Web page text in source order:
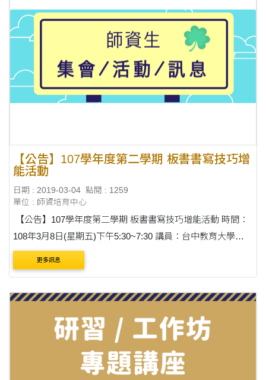
【公告】107學年度第二學期 板書書寫技巧增
能活動
日期 : 2019-03-04 點閱 : 1259
單位 : 師資培育中心
【公告】107學年度第二學期 板書書寫技巧增能活動 時間：
108年3月8日(星期五)下午5:30~7:30 講員：台中教育大學語
教系 楊裕貿主任 參與對象：教程一(107級) 必須參加，學程
二以上自由參加。 地點：附中五樓視聽....
更多訊息